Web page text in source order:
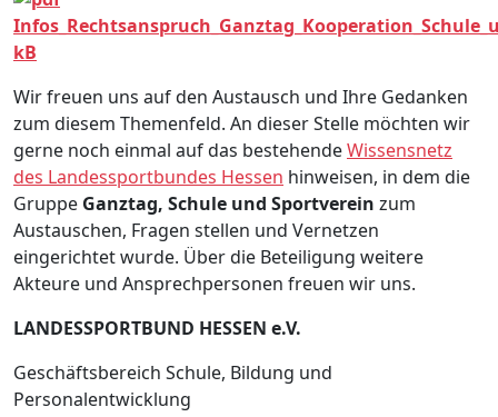
kB
Wir freuen uns auf den Austausch und Ihre Gedanken
zum diesem Themenfeld. An dieser Stelle möchten wir
gerne noch einmal auf das bestehendeWissensnetz
des Landessportbundes Hessen hinweisen, in dem die
Gruppe Ganztag, Schule und Sportverein zum
Austauschen, Fragen stellen und Vernetzen
eingerichtet wurde. Über die Beteiligung weitere
Akteure und Ansprechpersonen freuen wir uns.
LANDESSPORTBUND HESSEN e.V.
Geschäftsbereich Schule, Bildung und
Personalentwicklung